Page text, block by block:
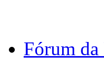
Fórum da